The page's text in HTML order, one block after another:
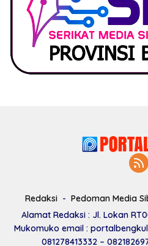
Redaksi Pedoman Media
Alamat Redaksi : Jl. Lokan
Mukomuko email :
081278413332 –